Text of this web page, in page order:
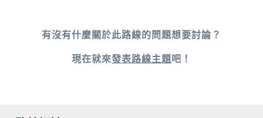
有沒有什麼關於此路線的問題想要討論？
現在就來發表路線主題吧！